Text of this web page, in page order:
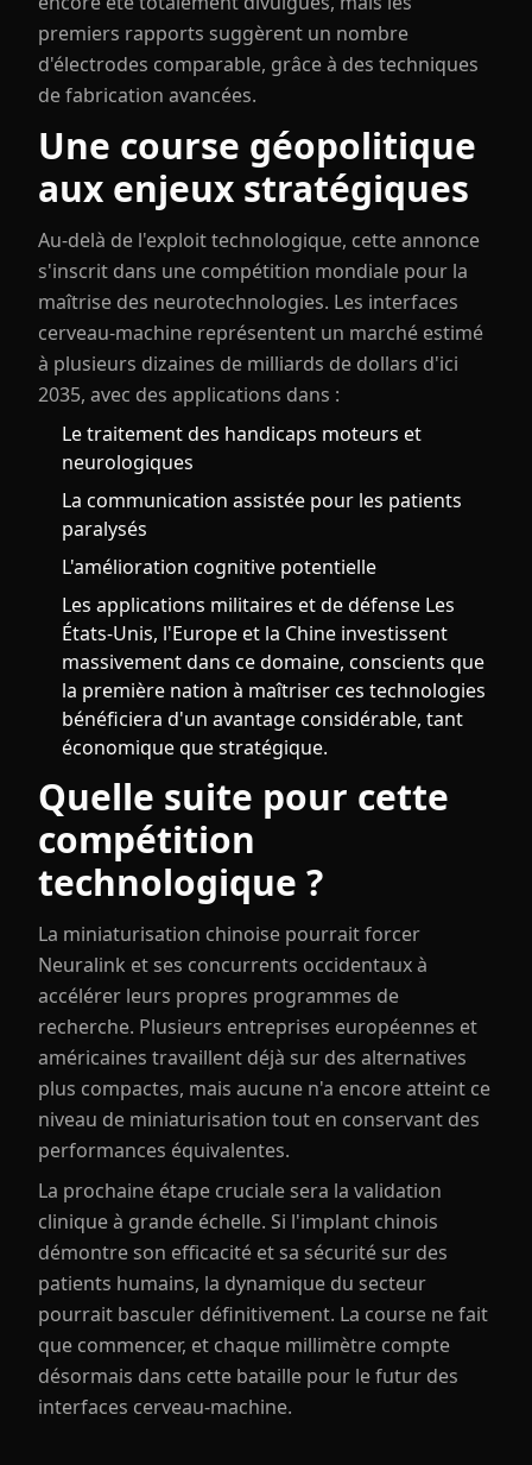
premiers rapports suggèrent un nombre
d'électrodes comparable, grâce à des techniques
de fabrication avancées.
Une course géopolitique
aux enjeux stratégiques
Au-delà de l'exploit technologique, cette annonce
s'inscrit dans une compétition mondiale pour la
maîtrise des neurotechnologies. Les interfaces
cerveau-machine représentent un marché estimé
à plusieurs dizaines de milliards de dollars d'ici
2035, avec des applications dans :
Le traitement des handicaps moteurs et
neurologiques
La communication assistée pour les patients
paralysés
L'amélioration cognitive potentielle
Les applications militaires et de défense Les
États-Unis, l'Europe et la Chine investissent
massivement dans ce domaine, conscients que
la première nation à maîtriser ces technologies
bénéficiera d'un avantage considérable, tant
économique que stratégique.
Quelle suite pour cette
compétition
technologique ?
La miniaturisation chinoise pourrait forcer
Neuralink et ses concurrents occidentaux à
accélérer leurs propres programmes de
recherche. Plusieurs entreprises européennes et
américaines travaillent déjà sur des alternatives
plus compactes, mais aucune n'a encore atteint ce
niveau de miniaturisation tout en conservant des
performances équivalentes.
La prochaine étape cruciale sera la validation
clinique à grande échelle. Si l'implant chinois
démontre son efficacité et sa sécurité sur des
patients humains, la dynamique du secteur
pourrait basculer définitivement. La course ne fait
que commencer, et chaque millimètre compte
désormais dans cette bataille pour le futur des
interfaces cerveau-machine.